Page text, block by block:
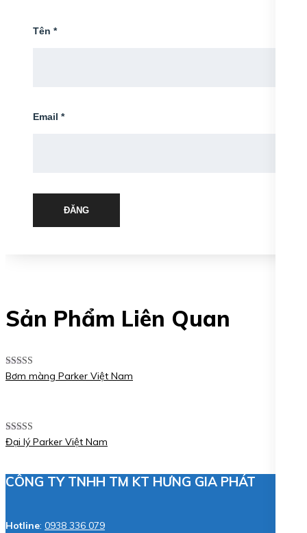
Tên *
Email *
ĐĂNG
Sản Phẩm Liên Quan
Được xếp
5
Bơm màng Parker Việt Nam
Được xếp
hạng5.005
Đại lý Parker Việt Nam
CÔNG TY TNHH TM KT HƯNG GIA PHÁT
Hotline: 0938 336 079